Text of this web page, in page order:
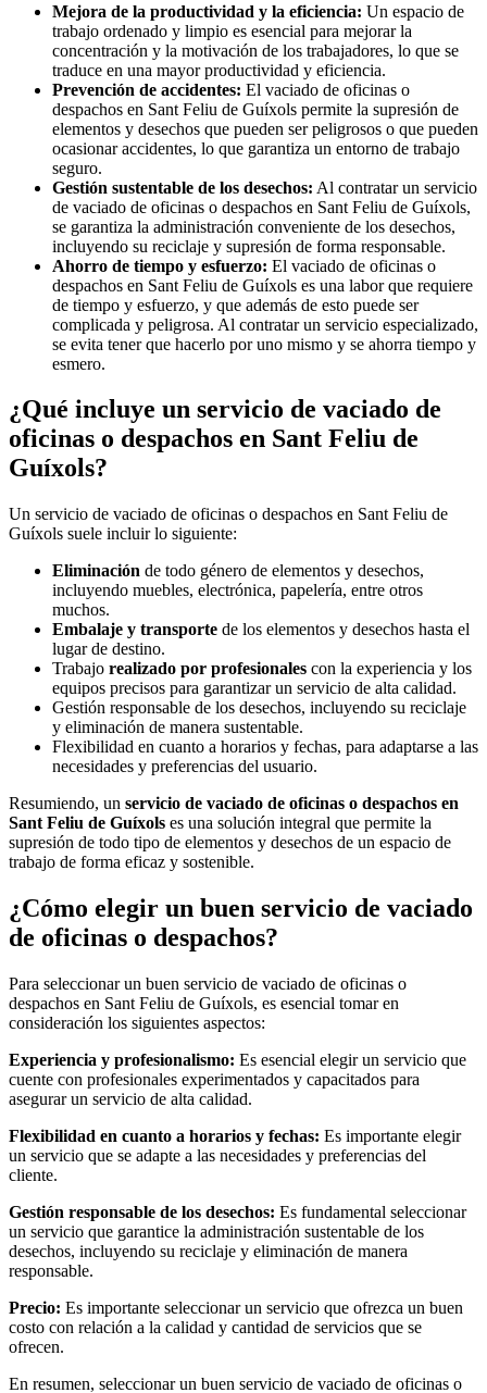
Mejora de la productividad y la eficiencia: Un espacio de
trabajo ordenado y limpio es esencial para mejorar la
concentración y la motivación de los trabajadores, lo que se
traduce en una mayor productividad y eficiencia.
Prevención de accidentes: El vaciado de oficinas o
despachos en Sant Feliu de Guíxols permite la supresión de
elementos y desechos que pueden ser peligrosos o que pueden
ocasionar accidentes, lo que garantiza un entorno de trabajo
seguro.
Gestión sustentable de los desechos: Al contratar un servicio
de vaciado de oficinas o despachos en Sant Feliu de Guíxols,
se garantiza la administración conveniente de los desechos,
incluyendo su reciclaje y supresión de forma responsable.
Ahorro de tiempo y esfuerzo: El vaciado de oficinas o
despachos en Sant Feliu de Guíxols es una labor que requiere
de tiempo y esfuerzo, y que además de esto puede ser
complicada y peligrosa. Al contratar un servicio especializado,
se evita tener que hacerlo por uno mismo y se ahorra tiempo y
esmero.
¿Qué incluye un servicio de vaciado de
oficinas o despachos en Sant Feliu de
Guíxols?
Un servicio de vaciado de oficinas o despachos en Sant Feliu de
Guíxols suele incluir lo siguiente:
Eliminación de todo género de elementos y desechos,
incluyendo muebles, electrónica, papelería, entre otros
muchos.
Embalaje y transporte de los elementos y desechos hasta el
lugar de destino.
Trabajo realizado por profesionales con la experiencia y los
equipos precisos para garantizar un servicio de alta calidad.
Gestión responsable de los desechos, incluyendo su reciclaje
y eliminación de manera sustentable.
Flexibilidad en cuanto a horarios y fechas, para adaptarse a las
necesidades y preferencias del usuario.
Resumiendo, un servicio de vaciado de oficinas o despachos en
Sant Feliu de Guíxols es una solución integral que permite la
supresión de todo tipo de elementos y desechos de un espacio de
trabajo de forma eficaz y sostenible.
¿Cómo elegir un buen servicio de vaciado
de oficinas o despachos?
Para seleccionar un buen servicio de vaciado de oficinas o
despachos en Sant Feliu de Guíxols, es esencial tomar en
consideración los siguientes aspectos:
Experiencia y profesionalismo: Es esencial elegir un servicio que
cuente con profesionales experimentados y capacitados para
asegurar un servicio de alta calidad.
Flexibilidad en cuanto a horarios y fechas: Es importante elegir
un servicio que se adapte a las necesidades y preferencias del
cliente.
Gestión responsable de los desechos: Es fundamental seleccionar
un servicio que garantice la administración sustentable de los
desechos, incluyendo su reciclaje y eliminación de manera
responsable.
Precio: Es importante seleccionar un servicio que ofrezca un buen
costo con relación a la calidad y cantidad de servicios que se
ofrecen.
En resumen, seleccionar un buen servicio de vaciado de oficinas o